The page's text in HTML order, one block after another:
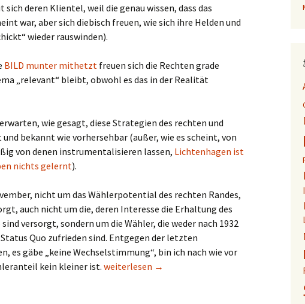
deren Klientel, weil die genau wissen, dass das
war, aber sich diebisch freuen, wie sich ihre Helden und
wieder rauswinden).
BILD munter mithetzt freuen sich die Rechten grade
„relevant“ bleibt, obwohl es das in der Realität
wie gesagt, diese Strategien des rechten und
und bekannt wie vorhersehbar (außer, wie es scheint, von
von denen instrumentalisieren lassen, Lichtenhagen ist
nichts gelernt).
nicht um das Wählerpotential des rechten Randes,
auch nicht um die, deren Interesse die Erhaltung des
versorgt, sondern um die Wähler, die weder nach 1932
Quo zufrieden sind. Entgegen der letzten
es gäbe „keine Wechselstimmung“, bin ich nach wie vor
kein kleiner ist. Perspektivlosigkeiten
weiterlesen →